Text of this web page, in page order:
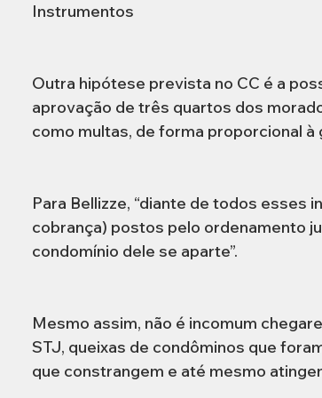
Instrumentos
Outra hipótese prevista no CC é a
aprovação de três quartos dos
como multas, de forma proporcional
Para Bellizze, “diante de todos esses
cobrança) postos pelo ordenamento
condomínio dele se aparte”.
Mesmo assim, não é incomum
STJ, queixas de condôminos que
que constrangem e até mesmo